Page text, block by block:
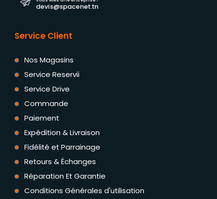
devis@spacenet.tn
Service Client
Nos Magasins
Service Reservii
Service Drive
Commande
Paiement
Expédition & Livraison
Fidélité et Parrainage
Retours & Échanges
Réparation Et Garantie
Conditions Générales d'utilisation